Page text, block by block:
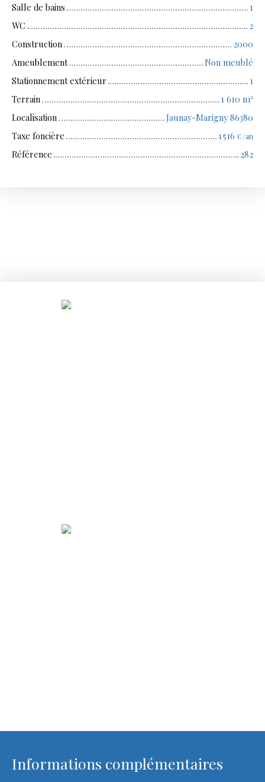
Salle de bains
1
WC
2
Construction
2000
Ameublement
Non meublé
Stationnement extérieur
1
Terrain
1 610 m²
Localisation
Jaunay-Marigny 86380
Taxe foncière
1 516 € /an
Référence 282
Informations complémentaires